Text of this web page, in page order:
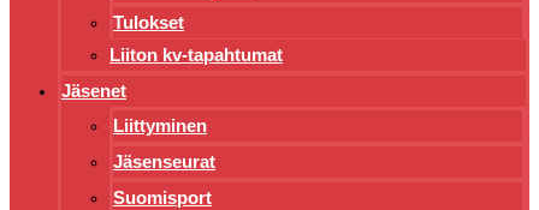
Tulokset
Liiton kv-tapahtumat
Jäsenet
Liittyminen
Jäsenseurat
Suomisport